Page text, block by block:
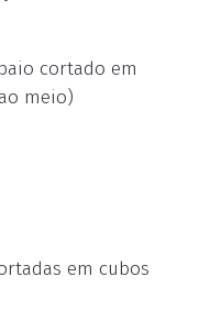
cortado em
meio)
em cubos